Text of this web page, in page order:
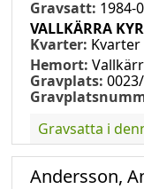
Gravsatt: 1984-
VALLKÄRRA
Kvarter: Kvarter
Hemort:
Gravplats:
Gravsatta i
Andersson,